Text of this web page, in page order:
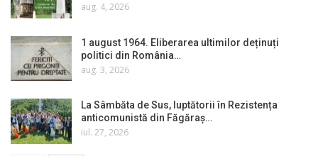
aug. 4, 2026
1 august 1964. Eliberarea ultimilor deținuți
politici din România…
aug. 3, 2026
La Sâmbăta de Sus, luptătorii în Rezistența
anticomunistă din Făgăraș…
iul. 27, 2026